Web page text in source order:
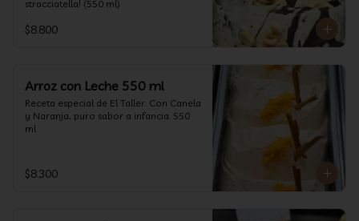
stracciatella! (550 ml)
$8.800
Arroz con Leche 550 ml
Receta especial de El Taller. Con Canela
y Naranja, puro sabor a infancia. 550
ml
$8.300